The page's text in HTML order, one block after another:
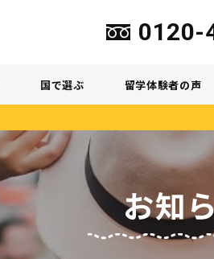
0120-
国で選ぶ 留学体験者の声
お知